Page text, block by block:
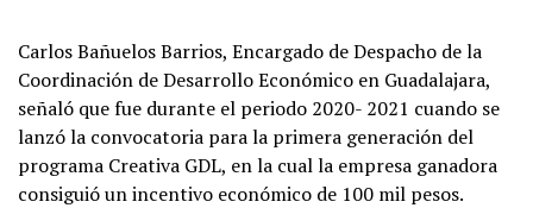
Carlos Bañuelos Barrios, Encargado de Despacho de la
Coordinación de Desarrollo Económico en Guadalajara,
señaló que fue durante el periodo 2020- 2021 cuando se
lanzó la convocatoria para la primera generación del
programa Creativa GDL, en la cual la empresa ganadora
consiguió un incentivo económico de 100 mil pesos.